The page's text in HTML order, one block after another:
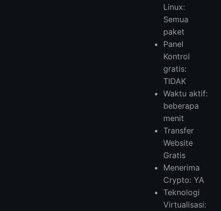
Linux:
Semua
paket
Panel
Kontrol
gratis:
TIDAK
Waktu aktif:
beberapa
menit
Transfer
Website
Gratis
Menerima
Crypto: YA
Teknologi
Virtualisasi: